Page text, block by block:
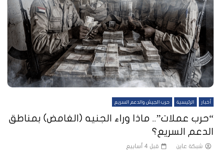
أخبار الرئيسية حرب الجيش والدعم السريع
“حرب عملات”.. ماذا وراء الجنيه (الغامض) بمناطق
الدعم السريع؟
شبكة عاين قبل 4 أسابيع